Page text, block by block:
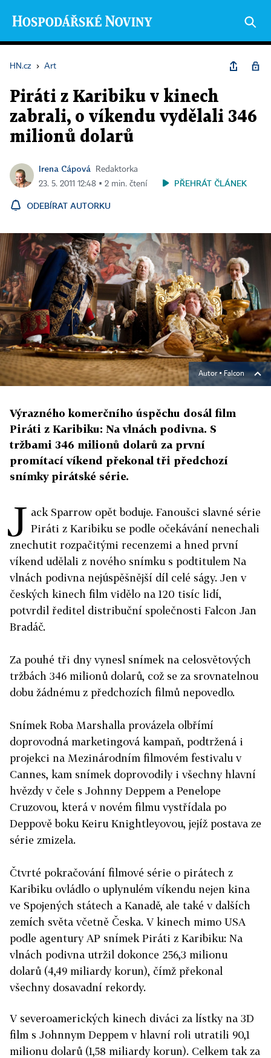
HN.cz › Art
Piráti z Karibiku v kinech
zabrali, o víkendu vydělali 346
milionů dolarů
Irena Cápová
Redaktorka
23. 5. 2011 12:48 ▪ 2 min. čtení
PŘEHRÁT ČLÁNEK
ODEBÍRAT AUTORKU
Autor ▪Falcon
Výrazného komerčního úspěchu dosál film
Piráti z Karibiku: Na vlnách podivna. S
tržbami 346 milionů dolarů za první
promítací víkend překonal tři předchozí
snímky pirátské série.
J ack Sparrow opět boduje. Fanoušci slavné série
Piráti z Karibiku se podle očekávání nenechali
znechutit rozpačitými recenzemi a hned první
víkend udělali z nového snímku s podtitulem Na
vlnách podivna nejúspěšnější díl celé ságy. Jen v
českých kinech film vidělo na 120 tisíc lidí,
potvrdil ředitel distribuční společnosti Falcon Jan
Bradáč.
Za pouhé tři dny vynesl snímek na celosvětových
tržbách 346 milionů dolarů, což se za srovnatelnou
dobu žádnému z předchozích filmů nepovedlo.
Snímek Roba Marshalla provázela olbřímí
doprovodná marketingová kampaň, podtržená i
projekci na Mezinárodním filmovém festivalu v
Cannes, kam snímek doprovodily i všechny hlavní
hvězdy v čele s Johnny Deppem a Penelope
Cruzovou, která v novém filmu vystřídala po
Deppově boku Keiru Knightleyovou, jejíž postava ze
série zmizela.
Čtvrté pokračování filmové série o pirátech z
Karibiku ovládlo o uplynulém víkendu nejen kina
ve Spojených státech a Kanadě, ale také v dalších
zemích světa včetně Česka. V kinech mimo USA
podle agentury AP snímek Piráti z Karibiku: Na
vlnách podivna utržil dokonce 256,3 milionu
dolarů (4,49 miliardy korun), čímž překonal
všechny dosavadní rekordy.
V severoamerických kinech diváci za lístky na 3D
film s Johnnym Deppem v hlavní roli utratili 90,1
milionu dolarů (1,58 miliardy korun). Celkem tak za